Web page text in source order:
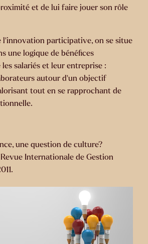
et de lui faire jouer son rôle
l’innovation participative, on se situe
une logique de bénéfices
salariés et leur entreprise :
autour d’un objectif
tout en se rapprochant de
une question de culture?
Internationale de Gestion